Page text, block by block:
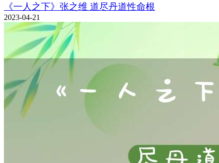
《一人之下》张之维 道尽丹道性命根
2023-04-21